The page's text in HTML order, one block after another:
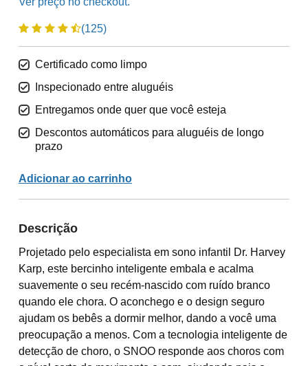
(125)
Certificado como limpo
Inspecionado entre aluguéis
Entregamos onde quer que você esteja
Descontos automáticos para aluguéis de longo
prazo
Adicionar ao carrinho
Descrição
Projetado pelo especialista em sono infantil Dr. Harvey
Karp, este bercinho inteligente embala e acalma
suavemente o seu recém-nascido com ruído branco
quando ele chora. O aconchego e o design seguro
ajudam os bebês a dormir melhor, dando a você uma
preocupação a menos. Com a tecnologia inteligente de
detecção de choro, o SNOO responde aos choros com